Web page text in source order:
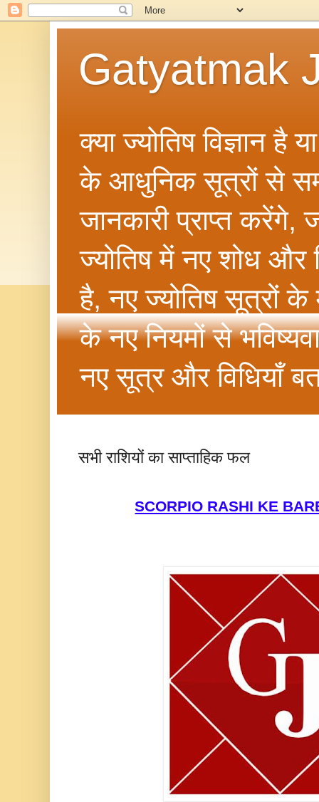
Gatyatmak
क्या ज्योतिष विज्ञान
के आधुनिक सूत्रों से
जानकारी प्राप्त करेंगे,
ज्योतिष में नए शोध और
है, नए ज्योतिष सूत्रों
के नए नियमों से
नए सूत्र और विधियाँ
सभी राशियों का साप्ताहिक फल
SCORPIO RASHI KE